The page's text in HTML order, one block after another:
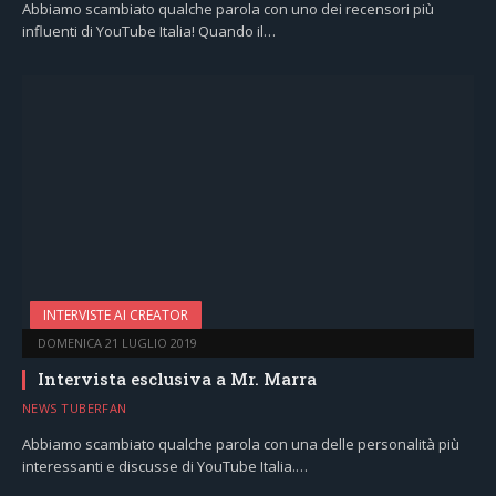
Abbiamo scambiato qualche parola con uno dei recensori più
influenti di YouTube Italia! Quando il…
INTERVISTE AI CREATOR
DOMENICA 21 LUGLIO 2019
Intervista esclusiva a Mr. Marra
NEWS TUBERFAN
Abbiamo scambiato qualche parola con una delle personalità più
interessanti e discusse di YouTube Italia.…